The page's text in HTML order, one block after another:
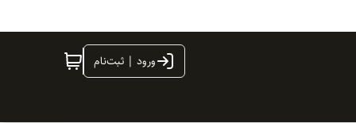
ورود | ثبت‌نام